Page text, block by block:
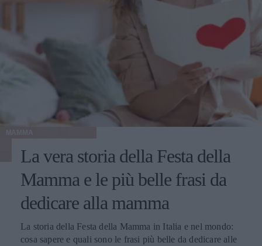
La vera storia della Festa della
Mamma e le più belle frasi da
dedicare alla mamma
La storia della Festa della Mamma in Italia e nel mondo:
cosa sapere e quali sono le frasi più belle da dedicare alle